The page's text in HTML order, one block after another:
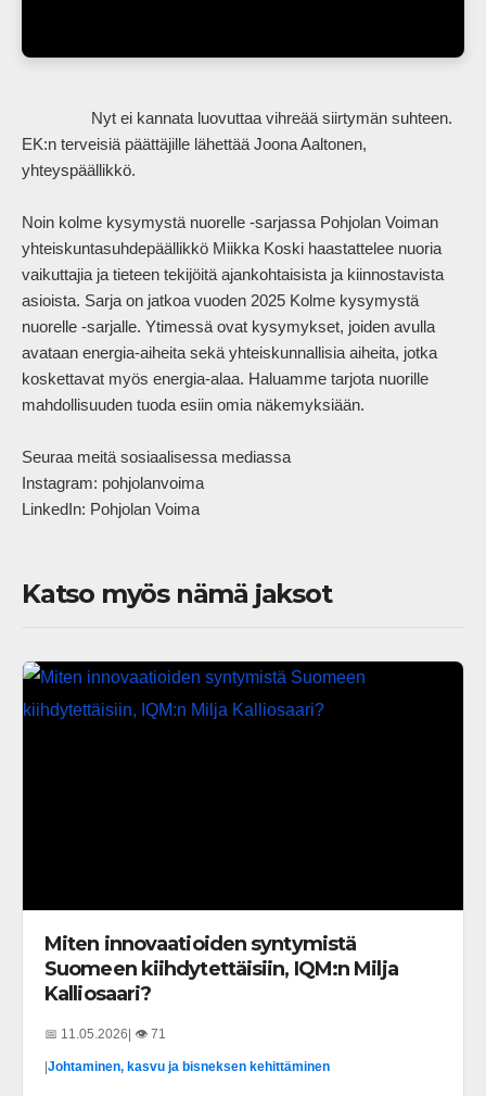
EK:n terveisiä päättäjille lähettää Joona Aaltonen,
yhteyspäällikkö.
Noin kolme kysymystä nuorelle -sarjassa Pohjolan Voiman
yhteiskuntasuhdepäällikkö Miikka Koski haastattelee nuoria
vaikuttajia ja tieteen tekijöitä ajankohtaisista ja kiinnostavista
asioista. Sarja on jatkoa vuoden 2025 Kolme kysymystä
nuorelle -sarjalle. Ytimessä ovat kysymykset, joiden avulla
avataan energia-aiheita sekä yhteiskunnallisia aiheita, jotka
koskettavat myös energia-alaa. Haluamme tarjota nuorille
mahdollisuuden tuoda esiin omia näkemyksiään.
Seuraa meitä sosiaalisessa mediassa
Instagram: pohjolanvoima
LinkedIn: Pohjolan Voima
Katso myös nämä jaksot
Miten innovaatioiden syntymistä
Suomeen kiihdytettäisiin, IQM:n Milja
Kalliosaari?
📅 11.05.2026| 👁️ 71
|Johtaminen, kasvu ja bisneksen kehittäminen